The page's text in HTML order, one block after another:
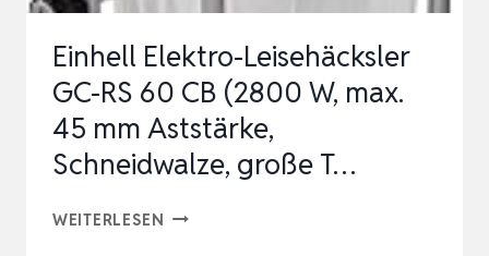
Einhell Elektro-Leisehäcksler
GC-RS 60 CB (2800 W, max.
45 mm Aststärke,
Schneidwalze, große T…
WEITERLESEN EINHELL